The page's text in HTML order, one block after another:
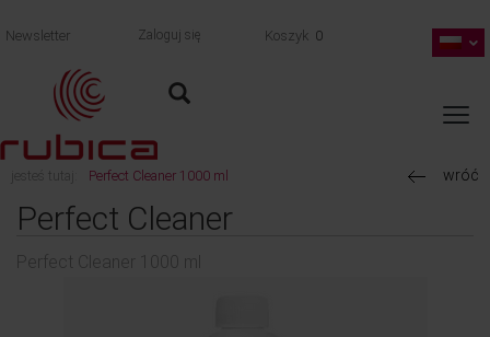
Newsletter Zaloguj się Koszyk 0
jesteś tutaj: Perfect Cleaner 1000 ml wróć
Perfect Cleaner
Perfect Cleaner 1000 ml